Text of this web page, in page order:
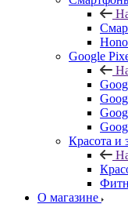
Google
Красота и
О магазине